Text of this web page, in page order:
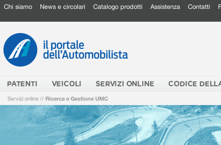
Chi siamo News e circolari Catalogo prodotti Assistenza Contatti
PATENTI VEICOLI SERVIZI ONLINE CODICE
Servizi online // Ricerca e Gestione UMC